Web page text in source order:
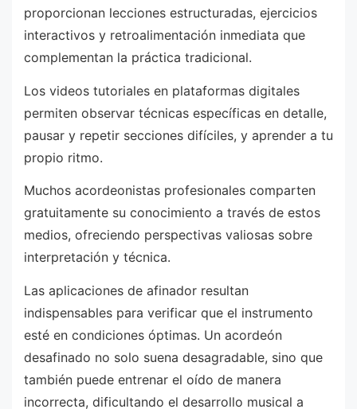
proporcionan lecciones estructuradas, ejercicios
interactivos y retroalimentación inmediata que
complementan la práctica tradicional.
Los videos tutoriales en plataformas digitales
permiten observar técnicas específicas en detalle,
pausar y repetir secciones difíciles, y aprender a tu
propio ritmo.
Muchos acordeonistas profesionales comparten
gratuitamente su conocimiento a través de estos
medios, ofreciendo perspectivas valiosas sobre
interpretación y técnica.
Las aplicaciones de afinador resultan
indispensables para verificar que el instrumento
esté en condiciones óptimas. Un acordeón
desafinado no solo suena desagradable, sino que
también puede entrenar el oído de manera
incorrecta, dificultando el desarrollo musical a